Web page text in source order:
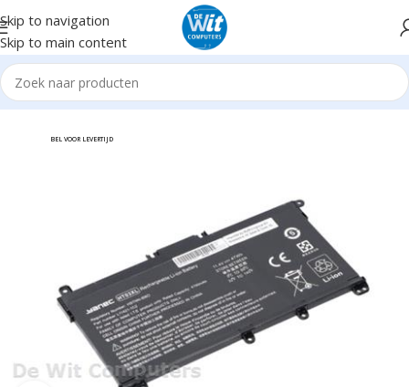
Skip to navigation
Skip to main content
Notebook/Tablet Accessoires Notebookaccessoires Accu's
BEL VOOR LEVERTIJD